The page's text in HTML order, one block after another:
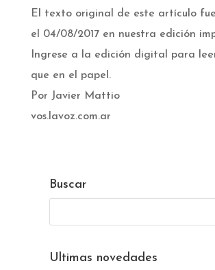
El texto original de este artículo
el 04/08/2017 en nuestra edición
Ingrese a la edición digital para
que en el papel.
Por Javier Mattio
vos.lavoz.com.ar
Buscar
Ultimas novedades